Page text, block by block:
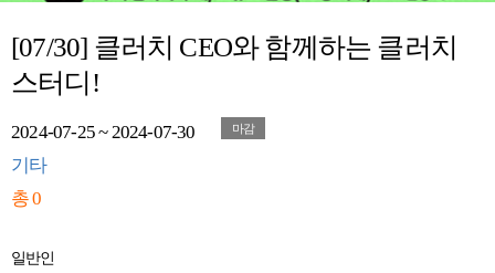
[07/30] 클러치 CEO와 함께하는 클러치
스터디!
2024-07-25 ~ 2024-07-30 마감
기타
총 0
일반인